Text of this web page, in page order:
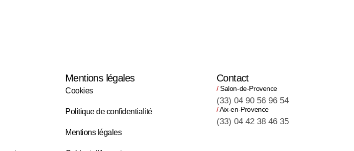
Mentions légales
Cookies
Politique de confidentialité
Mentions légales
Contact
/Salon-de-Provence
(33) 04 90 56 96 54
/Aix-en-Provence
(33) 04 42 38 46 35